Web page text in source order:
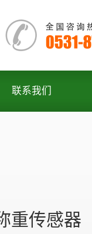
联系我们
重传感器